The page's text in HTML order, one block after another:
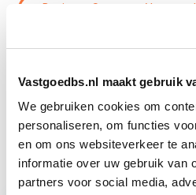
Vastgoedbs.nl maakt gebruik
We gebruiken cookies om
personaliseren, om functies
en om ons websiteverkeer te
informatie over uw gebruik van
partners voor social media,
Business Case voor
Vastgoedmanagement
Circulair Bouwen